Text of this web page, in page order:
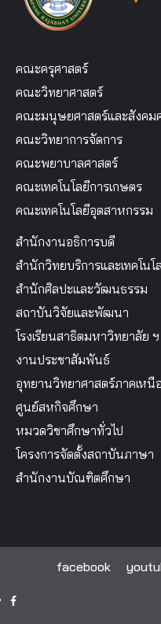
คณะครุศาสตร์
คณะวิทยาศาสตร์
คณะมนุษยศาสตร์และสังคม
คณะวิทยาการจัดการ
คณะพยาบาลศาสตร์
คณะเทคโนโลยีการเกษตร
คณะเทคโนโลยีอุตสาหกรรม
สำนักงานอธิการบดี
สำนักวิทยบริการและเทคโนโ
สำนักศิลปะและวัฒนธรรม
สถาบันวิจัยและพัฒนา
โรงเรียนสาธิตมหาวิทยาลัย ฯ
งานประชาสัมพันธ์
อุทยานวิทยาศาสตร์ภาคเหนื
ศูนย์สหกิจศึกษา
หมวดวิชาศึกษาทั่วไป
โครงการจัดตั้งสถาบันภาษา
สำนักงานบัณฑิตศึกษา
facebook
facebook